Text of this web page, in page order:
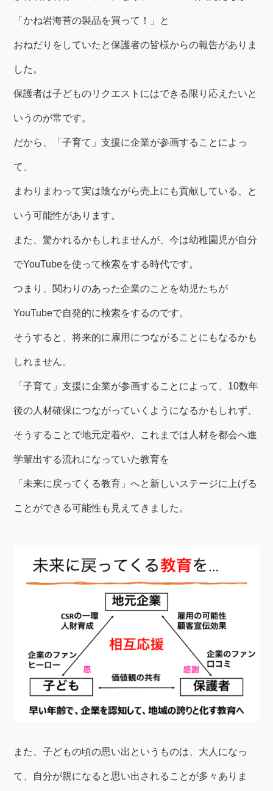
「かね岩海苔の製品を買って！」と
おねだりをしていたと保護者の皆様からの報告がありま
した。
保護者は子どものリクエストにはできる限り応えたいと
いうのが常です。
だから、「子育て」支援に企業が参画することによっ
て、
まわりまわって実は陰ながら売上にも貢献している、と
いう可能性があります。
また、驚かれるかもしれませんが、今は幼稚園児が自分
でYouTubeを使って検索をする時代です。
つまり、関わりのあった企業のことを幼児たちが
YouTubeで自発的に検索をするのです。
そうすると、将来的に雇用につながることにもなるかも
しれません。
「子育て」支援に企業が参画することによって、10数年
後の人材確保につながっていくようになるかもしれず、
そうすることで地元定着や、これまでは人材を都会へ進
学輩出する流れになっていた教育を
「未来に戻ってくる教育」へと新しいステージに上げる
ことができる可能性も見えてきました。
また、子どもの頃の思い出というものは、大人になっ
て、自分が親になると思い出されることが多々ありま